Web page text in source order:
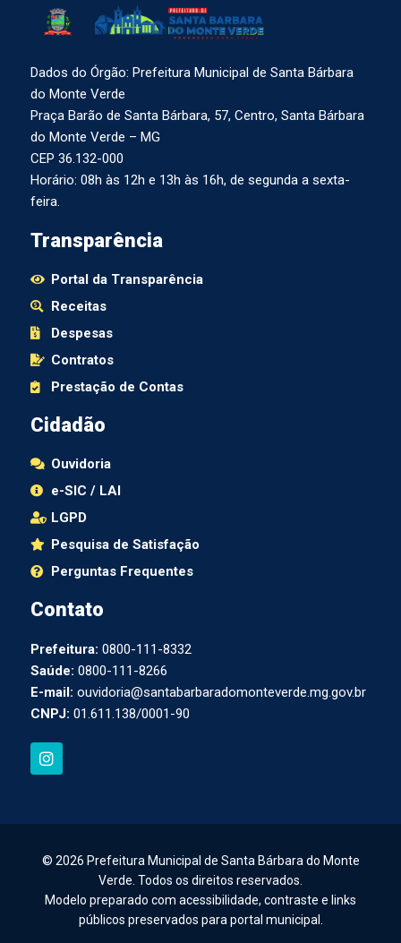
Dados do Órgão: Prefeitura Municipal de Santa Bárbara
do Monte Verde
Praça Barão de Santa Bárbara, 57, Centro, Santa Bárbara
do Monte Verde – MG
CEP 36.132-000
Horário: 08h às 12h e 13h às 16h, de segunda a sexta-
feira.
Transparência
Portal da Transparência
Receitas
Despesas
Contratos
Prestação de Contas
Cidadão
Ouvidoria
e-SIC / LAI
LGPD
Pesquisa de Satisfação
Perguntas Frequentes
Contato
Prefeitura: 0800-111-8332
Saúde: 0800-111-8266
E-mail: ouvidoria@santabarbaradomonteverde.mg.gov.br
CNPJ: 01.611.138/0001-90
I
n
g
a
© 2026 Prefeitura Municipal de Santa Bárbara do Monte
Verde. Todos os direitos reservados.
Modelo preparado com acessibilidade, contraste e links
públicos preservados para portal municipal.